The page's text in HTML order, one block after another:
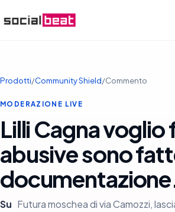
Prodotti/Community Shield/Commento
MODERAZIONE LIVE
Lilli Cagna
abusive sono
Su Futura moschea di via Camozzi,